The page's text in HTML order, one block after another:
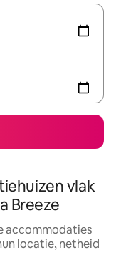
vlak
Breeze
accommodaties
locatie, netheid